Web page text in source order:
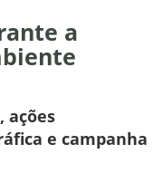
a
ações
e campanha